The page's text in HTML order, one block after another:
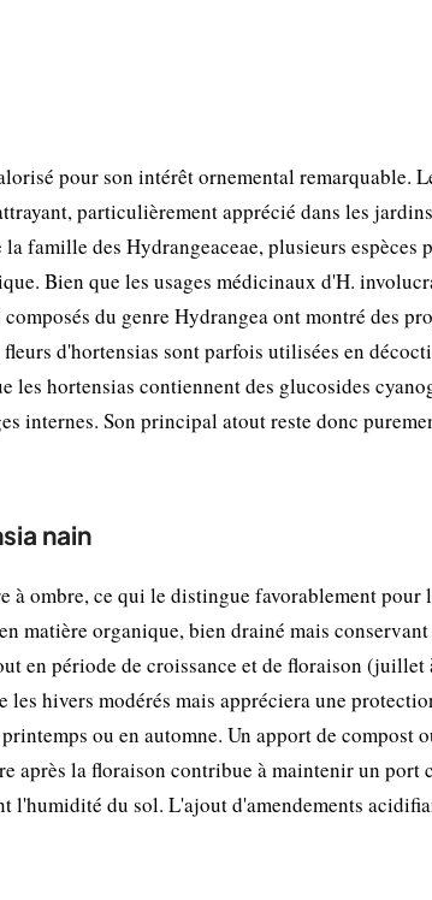
pour son intérêt ornemental remarquable.
particulièrement apprécié dans les
famille des Hydrangeaceae, plusieurs espèces
Bien que les usages médicinaux d'H.
du genre Hydrangea ont montré des
d'hortensias sont parfois utilisées en
les hortensias contiennent des glucosides
internes. Son principal atout reste donc
nain
ombre, ce qui le distingue favorablement pour
matière organique, bien drainé mais
en période de croissance et de floraison
hivers modérés mais appréciera une
ou en automne. Un apport de compost
après la floraison contribue à maintenir un port
l'humidité du sol. L'ajout d'amendements